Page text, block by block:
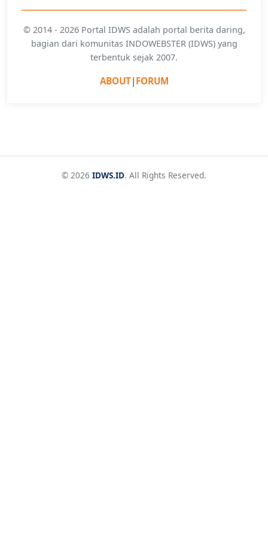
© 2014 - 2026 Portal IDWS adalah portal berita daring,
bagian dari komunitas INDOWEBSTER (IDWS) yang
terbentuk sejak 2007.
ABOUT| FORUM
© 2026 IDWS.ID. All Rights Reserved.